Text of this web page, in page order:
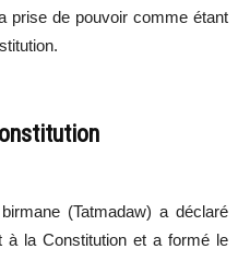
prise de pouvoir comme étant
(Tatmadaw) a déclaré
à la Constitution et a formé le